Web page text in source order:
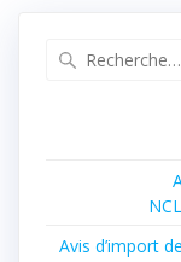
Avis d’import